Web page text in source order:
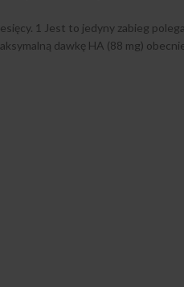
1 Jest to jedyny zabieg
dawkę HA (88 mg)